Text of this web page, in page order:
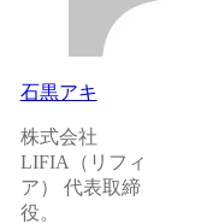
石黒アキ
株式会社
LIFIA（リフィ
ア） 代表取締
役。